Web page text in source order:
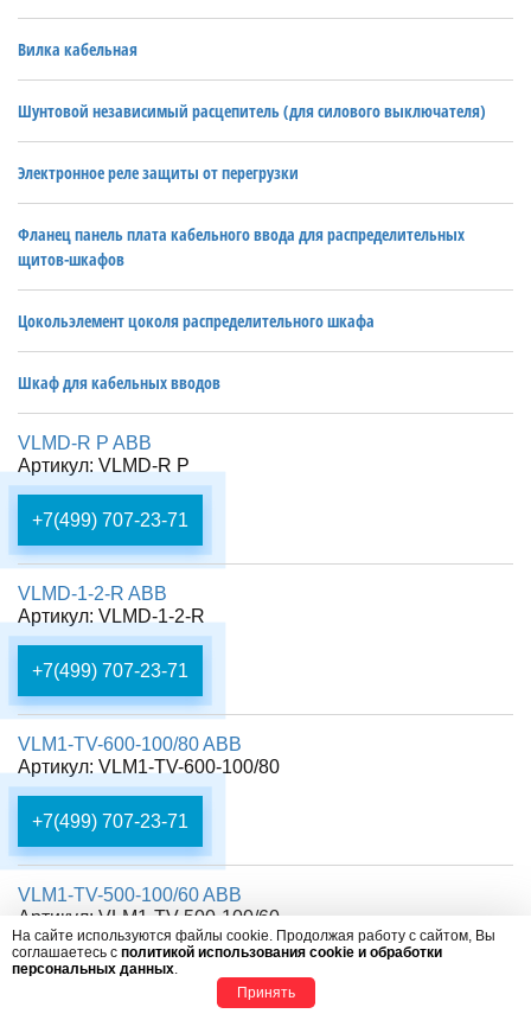
Вилка кабельная
Шунтовой независимый расцепитель (для силового выключателя)
Электронное реле защиты от перегрузки
Фланец панель плата кабельного ввода для распределительных
щитов-шкафов
Цокольэлемент цоколя распределительного шкафа
Шкаф для кабельных вводов
VLMD-R P ABB
Артикул: VLMD-R P
+7(499) 707-23-71
VLMD-1-2-R ABB
Артикул: VLMD-1-2-R
+7(499) 707-23-71
VLM1-TV-600-100/80 ABB
Артикул: VLM1-TV-600-100/80
+7(499) 707-23-71
VLM1-TV-500-100/60 ABB
Артикул: VLM1-TV-500-100/60
+7(499) 707-23-71
На сайте используются файлы cookie. Продолжая работу с сайтом, Вы
соглашаетесь с политикой использования cookie и обработки
персональных данных
Принять